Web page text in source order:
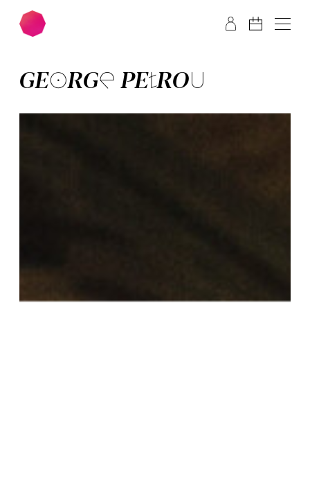
Zum Hauptinhalt springen Zum Footer springen
GE­ORGE PE­TROU